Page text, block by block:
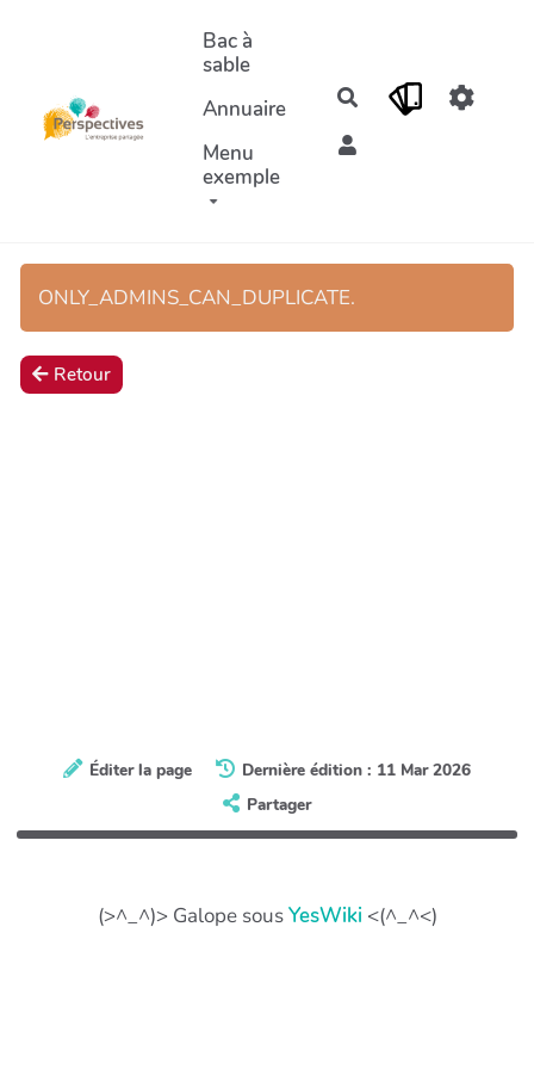
Aller au contenu principal
Bac à
sable
Annuaire
Menu
exemple
Rechercher
ONLY_ADMINS_CAN_DUPLICATE.
Retour
Éditer la page
Dernière édition : 11 Mar 2026
Partager
(>^_^)> Galope sousYesWiki <(^_^<)